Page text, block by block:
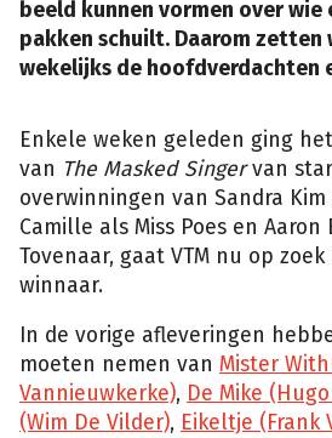
beeld kunnen vormen over wie
pakken schuilt. Daarom zetten
wekelijks de hoofdverdachten
Enkele weken geleden ging
van The Masked Singervan
overwinningen van Sandra
Camille als Miss Poes en
Tovenaar, gaat VTM nu op
winnaar.
In de vorige afleveringen
moeten nemen van Mister
Vannieuwkerke), De Mike
(Wim De Vilder), Eikeltje (Frank